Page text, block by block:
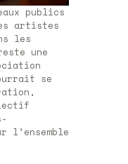
publics
artistes
les
une
se